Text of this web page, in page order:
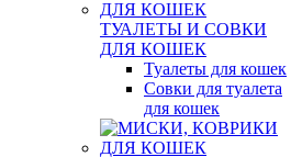
ТУАЛЕТЫ И СОВКИ
ДЛЯ КОШЕК
Туалеты для кошек
Совки для туалета
для кошек